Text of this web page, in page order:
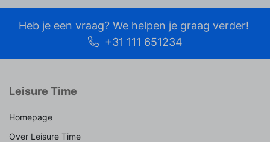
Heb je een vraag? We helpen je graag verder!
+31 111 651234
Leisure Time
Homepage
Over Leisure Time